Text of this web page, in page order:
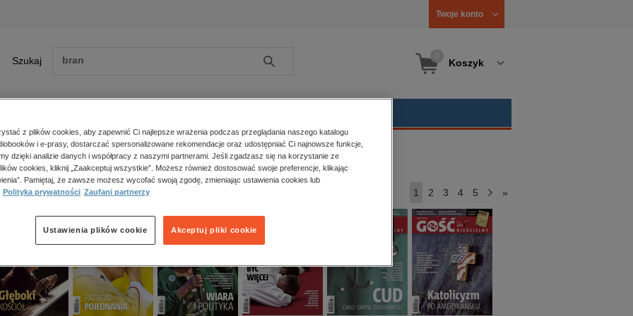
Twoje konto
Szukaj Szukaj Koszyk
Zobacz wszystkie E-prasa
polityka, społeczno-informacyjne
psychologiczne
popularno-naukowe
historia
religie
główna e-prasa religie Gość Niedzielny - Łowicki Numery archiwalne
Niedzielny - Łowicki
1 2 3 4 5 > »
z plików cookies, aby zapewnić Ci najlepsze wrażenia podczas przeglądania naszego katalogu
i e-prasy, dostarczać spersonalizowane rekomendacje oraz udostępniać Ci najnowsze funkcje,
dzięki analizie danych i współpracy z naszymi partnerami. Jeśli zgadzasz się na korzystanie ze
cookies, kliknij „Zaakceptuj wszystkie”. Możesz również dostosować swoje preferencje, klikając
Pamiętaj, że zawsze możesz wycofać swoją zgodę, zmieniając ustawienia cookies lub
Polityka prywatności Zaufani partnerzy
Akceptuj pliki cookie
Ustawienia plików cookie